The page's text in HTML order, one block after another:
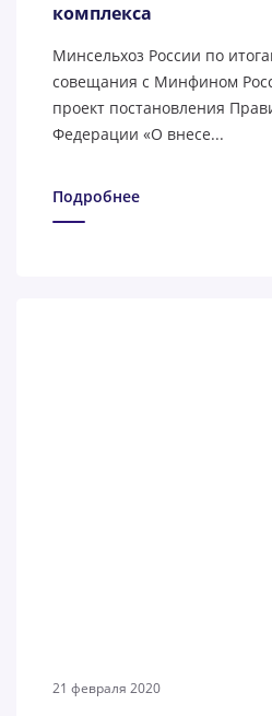
комплекса
Минсельхоз России по
совещания с Минфином
проект постановления
Федерации «О внесе...
Подробнее
21 февраля 2020